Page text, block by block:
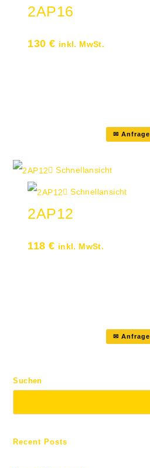
✉ Anfrage
2AP16
130€ inkl. MwSt.
Schnellansicht
✉ Anfrage
Schnellansicht
2AP12
118€ inkl. MwSt.
Suchen
Recent Posts